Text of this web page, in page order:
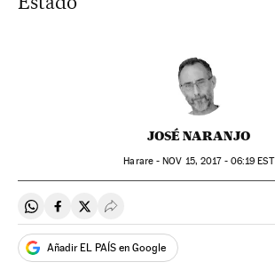
JOSÉ NARANJO
Harare -NOV 15, 2017 - 06:19 EST
Compartir en Whatsapp
Compartir en Facebook
Compartir en Twitter
Desplegar Redes Sociales
Añadir EL PAÍS en Google